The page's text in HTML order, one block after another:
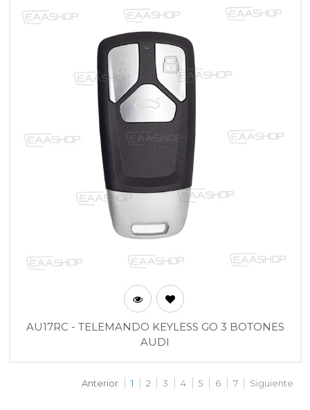
AU17RC - TELEMANDO KEYLESS GO 3 BOTONES
AUDI
Anterior 1 2 3 4 5 6 7 Siguiente